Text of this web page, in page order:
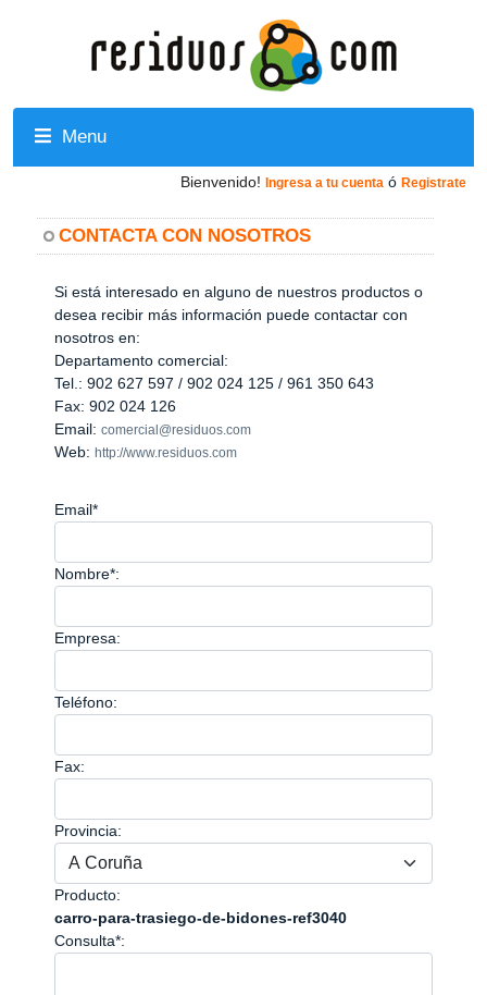
Menu
Bienvenido! Ingresa a tu cuenta ó Registrate
CONTACTA CON NOSOTROS
Si está interesado en alguno de nuestros productos o
desea recibir más información puede contactar con
nosotros en:
Departamento comercial:
Tel.: 902 627 597 / 902 024 125 / 961 350 643
Fax: 902 024 126
Email: comercial@residuos.com
Web: http://www.residuos.com
Email*
Nombre*:
Empresa:
Teléfono:
Fax:
Provincia:
Producto:
carro-para-trasiego-de-bidones-ref3040
Consulta*: